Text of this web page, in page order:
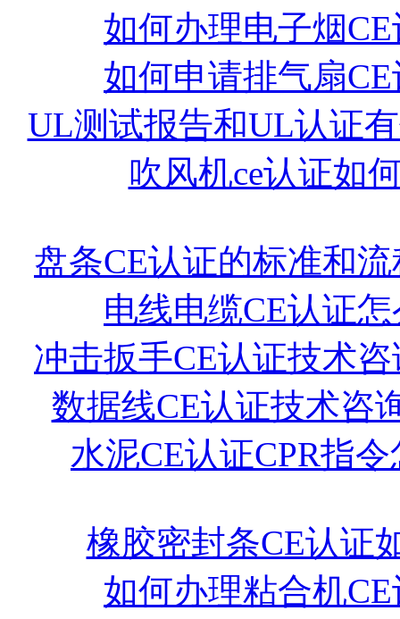
如何办理电子烟
如何申请排气扇
UL测试报告和UL认证
吹风机ce认证如
盘条CE认证的标准和
电线电缆CE认证
冲击扳手CE认证技术
数据线CE认证技术咨
水泥CE认证CPR指
橡胶密封条CE认证
如何办理粘合机